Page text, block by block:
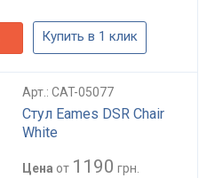
Купить в 1 клик
Арт.: CAT-05077
Стул Eames DSR Chair
White
Цена от 1190 грн.